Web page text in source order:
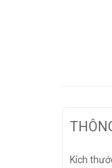
Kích